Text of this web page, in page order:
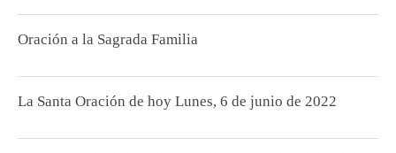
Oración a la Sagrada Familia
La Santa Oración de hoy Lunes, 6 de junio de 2022